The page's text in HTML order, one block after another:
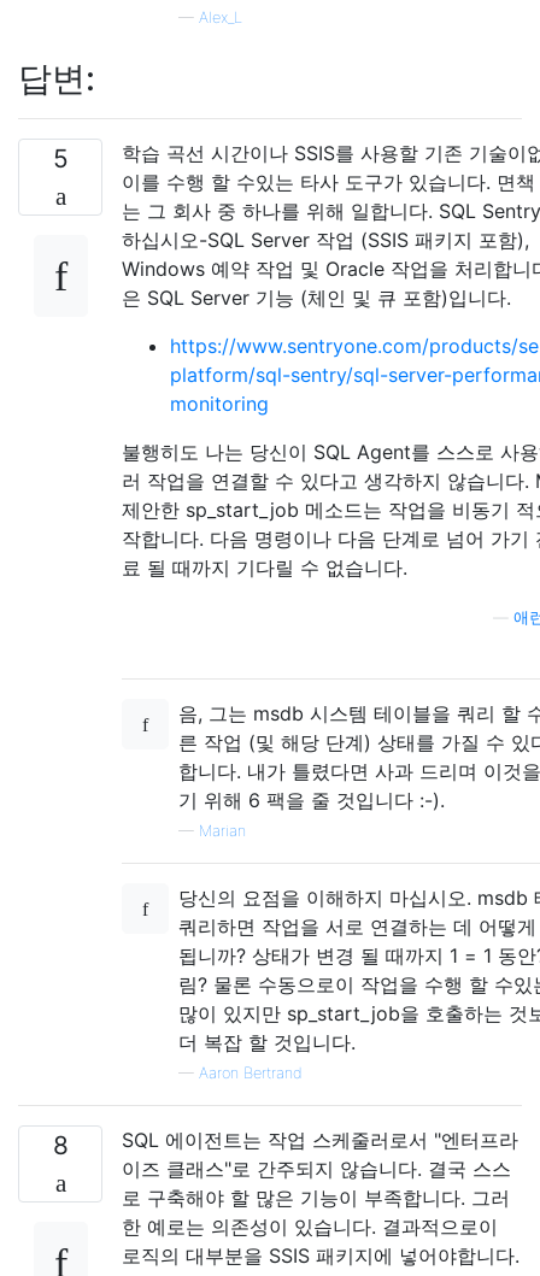
— Alex_L
답변:
5
학습 곡선 시간이나 SSIS를 사용할 기존 기술이
이를 수행 할 수있는 타사 도구가 있습니다. 면
는 그 회사 중 하나를 위해 일합니다. SQL
하십시오-SQL Server 작업 (SSIS 패키지 포함),
Windows 예약 작업 및 Oracle 작업을 처리합니
은 SQL Server 기능 (체인 및 큐 포함)입니다.
https://www.sentryone.com/products/
platform/sql-sentry/sql-server-
monitoring
불행히도 나는 당신이 SQL Agent를 스스로 사
러 작업을 연결할 수 있다고 생각하지 않습니다.
제안한 sp_start_job 메소드는 작업을 비동기 적
작합니다. 다음 명령이나 다음 단계로 넘어 가기
료 될 때까지 기다릴 수 없습니다.
애
음, 그는 msdb 시스템 테이블을 쿼리 할
른 작업 (및 해당 단계) 상태를 가질 수 있
합니다. 내가 틀렸다면 사과 드리며 이것
기 위해 6 팩을 줄 것입니다 :-).
— Marian
당신의 요점을 이해하지 마십시오. msdb
쿼리하면 작업을 서로 연결하는 데 어떻
됩니까? 상태가 변경 될 때까지 1 = 1 동
림? 물론 수동으로이 작업을 수행 할 수있
많이 있지만 sp_start_job을 호출하는 것
더 복잡 할 것입니다.
— Aaron Bertrand
8
SQL 에이전트는 작업 스케줄러로서 "엔터프라
이즈 클래스"로 간주되지 않습니다. 결국 스스
로 구축해야 할 많은 기능이 부족합니다. 그러
한 예로는 의존성이 있습니다. 결과적으로이
로직의 대부분을 SSIS 패키지에 넣어야합니다.